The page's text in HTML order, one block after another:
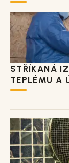
STŘÍKANÁ
TEPLÉMU A